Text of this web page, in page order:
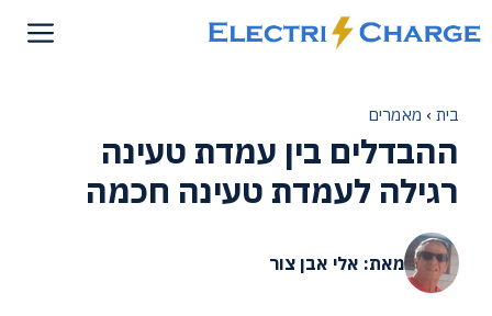
לתוכן
בית › מאמרים
ההבדלים בין עמדת טעינה
רגילה לעמדת טעינה חכמה
מאת: אלי אבן צור